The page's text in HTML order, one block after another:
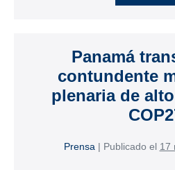
Panamá
contundente
plenaria de
Prensa | Publicado el 17